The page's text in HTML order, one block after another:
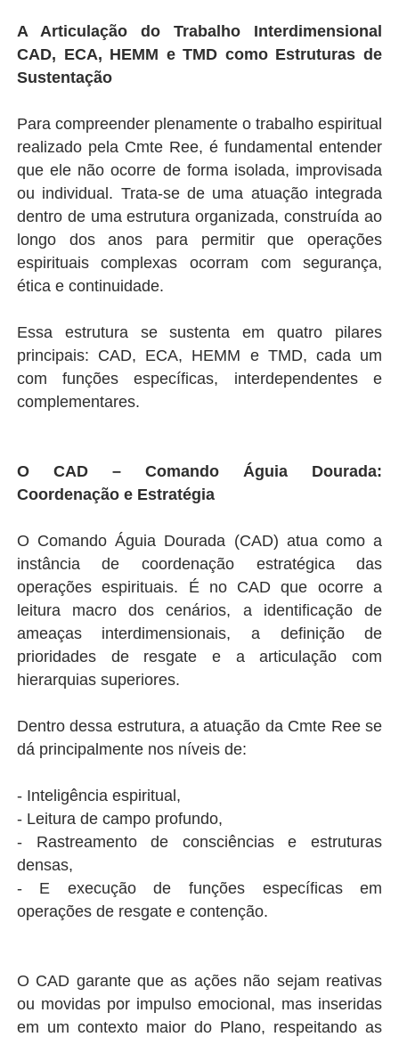
A Articulação do Trabalho Interdimensional
CAD, ECA, HEMM e TMD como Estruturas de
Sustentação
Para compreender plenamente o trabalho espiritual
realizado pela Cmte Ree, é fundamental entender
que ele não ocorre de forma isolada, improvisada
ou individual. Trata-se de uma atuação integrada
dentro de uma estrutura organizada, construída ao
longo dos anos para permitir que operações
espirituais complexas ocorram com segurança,
ética e continuidade.
Essa estrutura se sustenta em quatro pilares
principais: CAD, ECA, HEMM e TMD, cada um
com funções específicas, interdependentes e
complementares.
O CAD – Comando Águia Dourada:
Coordenação e Estratégia
O Comando Águia Dourada (CAD) atua como a
instância de coordenação estratégica das
operações espirituais. É no CAD que ocorre a
leitura macro dos cenários, a identificação de
ameaças interdimensionais, a definição de
prioridades de resgate e a articulação com
hierarquias superiores.
Dentro dessa estrutura, a atuação da Cmte Ree se
dá principalmente nos níveis de:
- Inteligência espiritual,
- Leitura de campo profundo,
- Rastreamento de consciências e estruturas
densas,
- E execução de funções específicas em
operações de resgate e contenção.
O CAD garante que as ações não sejam reativas
ou movidas por impulso emocional, mas inseridas
em um contexto maior do Plano, respeitando as